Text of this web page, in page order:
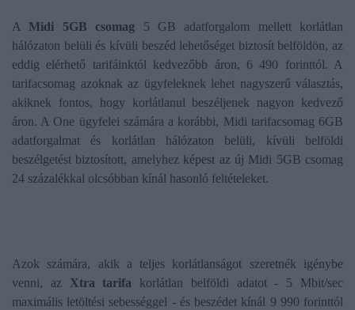
A Midi 5GB csomag 5 GB adatforgalom mellett korlátlan
hálózaton belüli és kívüli beszéd lehetőséget biztosít belföldön, az
eddig elérhető tarifáinktól kedvezőbb áron, 6 490 forinttól. A
tarifacsomag azoknak az ügyfeleknek lehet nagyszerű választás,
akiknek fontos, hogy korlátlanul beszéljenek nagyon kedvező
áron. A One ügyfelei számára a korábbi, Midi tarifacsomag 6GB
adatforgalmat és korlátlan hálózaton belüli, kívüli belföldi
beszélgetést biztosított, amelyhez képest az új Midi 5GB csomag
24 százalékkal olcsóbban kínál hasonló feltételeket.
Azok számára, akik a teljes korlátlanságot szeretnék igénybe
venni, az Xtra tarifa korlátlan belföldi adatot - 5 Mbit/sec
maximális letöltési sebességgel - és beszédet kínál 9 990 forinttól